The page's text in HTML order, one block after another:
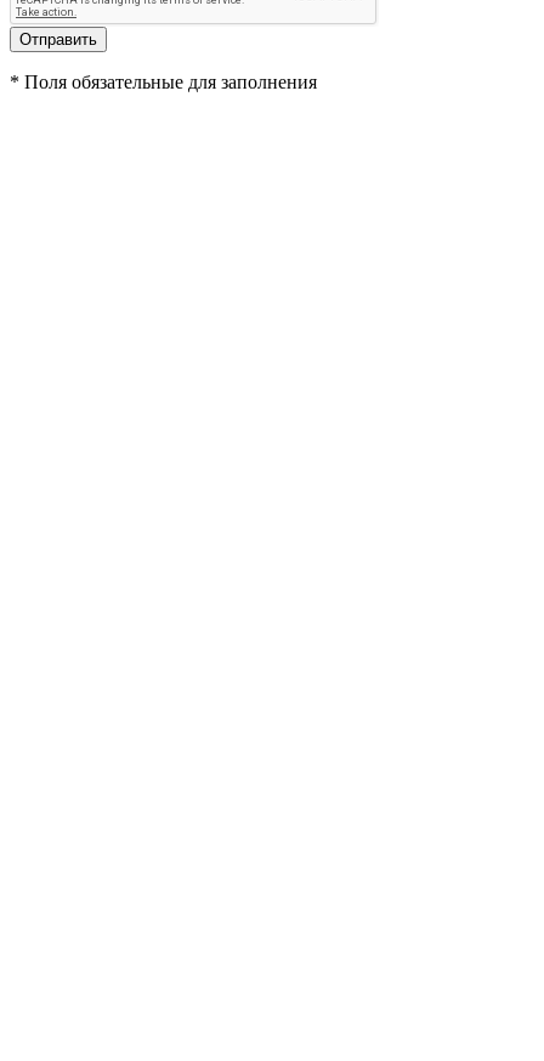
* Поля обязательные для заполнения